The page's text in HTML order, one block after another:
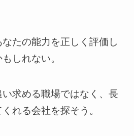
たの能力を正しく評価し
しれない。
求める職場ではなく、長
れる会社を探そう。